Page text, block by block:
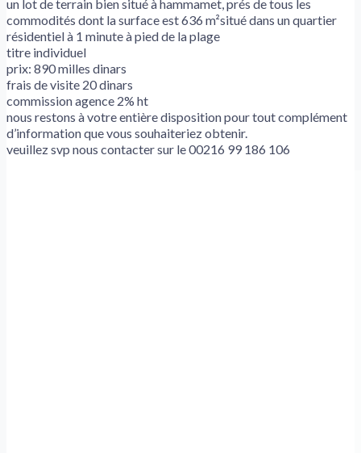
un lot de terrain bien situé à hammamet, prés de tous les
commodités dont la surface est 636 m²situé dans un quartier
résidentiel à 1 minute à pied de la plage
titre individuel
prix: 890 milles dinars
frais de visite 20 dinars
commission agence 2% ht
nous restons à votre entière disposition pour tout complément
d’information que vous souhaiteriez obtenir.
veuillez svp nous contacter sur le 00216 99 186 106